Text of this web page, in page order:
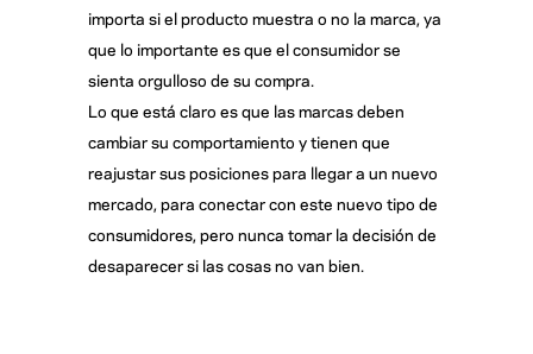
importa si el producto muestra o no la marca, ya
que lo importante es que el consumidor se
sienta orgulloso de su compra.
Lo que está claro es que las marcas deben
cambiar su comportamiento y tienen que
reajustar sus posiciones para llegar a un nuevo
mercado, para conectar con este nuevo tipo de
consumidores, pero nunca tomar la decisión de
desaparecer si las cosas no van bien.